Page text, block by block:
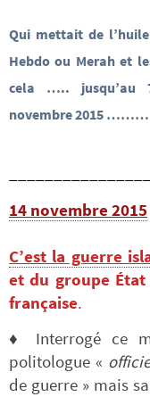
Qui mettait de
Hebdo ou Merah et
cela ….. jusqu’au
novembre 2015
14 novembre 2015
C’est la guerre
et du groupe État
française.
♦ Interrogé ce
politologue «
de guerre » mais